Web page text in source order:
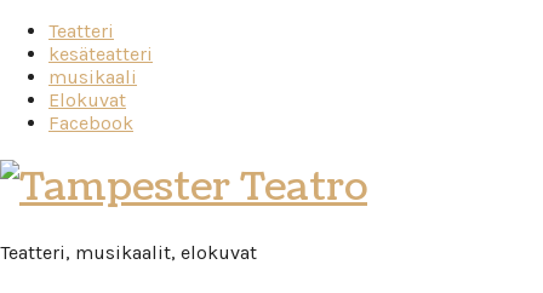
Teatteri
kesäteatteri
musikaali
Elokuvat
Facebook
Tampester
Teatro
Teatteri, musikaalit, elokuvat